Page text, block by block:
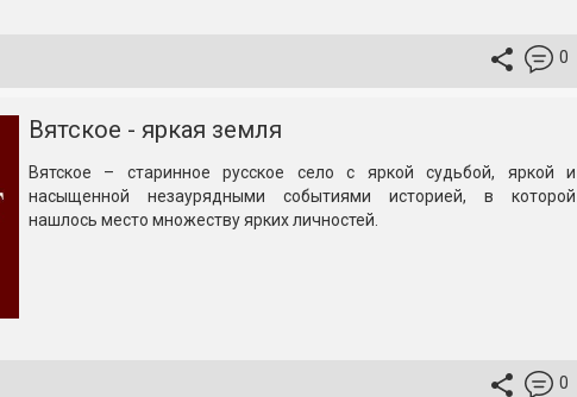
0
Вятское - яркая земля
Вятское – старинное русское село с яркой судьбой, яркой и
насыщенной незаурядными событиями историей, в которой
нашлось место множеству ярких личностей.
0